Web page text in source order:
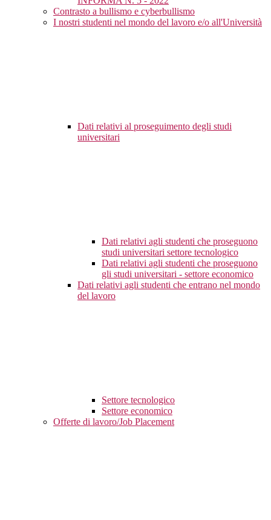
Contrasto a bullismo e cyberbullismo
I nostri studenti nel mondo del lavoro e/o all'Università
Dati relativi al proseguimento degli studi
universitari
Dati relativi agli studenti che proseguono
studi universitari settore tecnologico
Dati relativi agli studenti che proseguono
gli studi universitari - settore economico
Dati relativi agli studenti che entrano nel mondo
del lavoro
Settore tecnologico
Settore economico
Offerte di lavoro/Job Placement